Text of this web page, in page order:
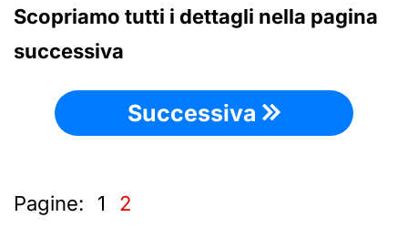
Scopriamo tutti i dettagli nella pagina
successiva
Successiva
Pagine: 1 2